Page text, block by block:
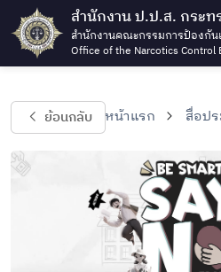
สำนักงาน ป.ป.ส. กระท
สำนักงานคณะกรรมการป้องกัน
Office of the Narcotics
ย้อนกลับ หน้าแรก สื่อป